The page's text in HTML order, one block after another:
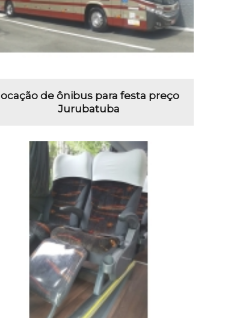
locação de ônibus para festa preço
Jurubatuba